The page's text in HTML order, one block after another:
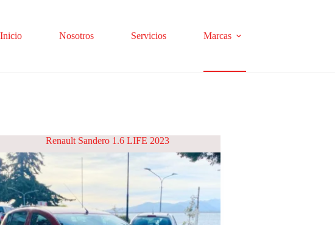
Inicio
Nosotros Servicios Marcas
Renault Sandero 1.6 LIFE 2023